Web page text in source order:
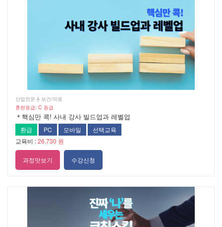
산업전문  보건/의료
훈련등급: C 등급
＊핵심만 콕! 사내 강사 빌드업과 레벨업
환급 PC 모바일
선택교육
교육비 :26,730 원
과정맛보기 수강신청